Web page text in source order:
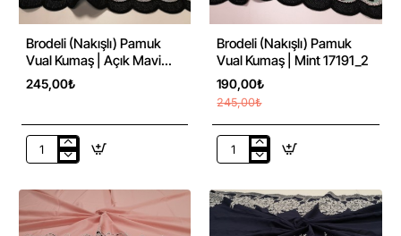
Brodeli (Nakışlı) Pamuk
Vual Kumaş | Açık Mavi
17191_2
245,00₺
Brodeli
Pamuk
Vual
Kumaş
-22%
Brodeli (Nakışlı) Pamuk
Vual Kumaş | Mint 17191_2
190,00₺
245,00₺
Brodeli
Pamuk
Vual